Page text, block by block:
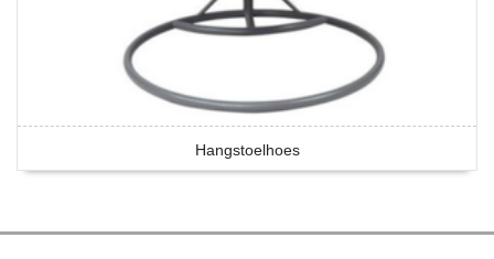
Hangstoelhoes